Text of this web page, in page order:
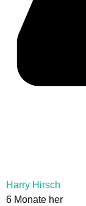
Harry Hirsch
6 Monate her